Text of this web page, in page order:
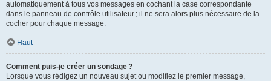
automatiquement à tous vos messages en cochant la case correspondante
dans le panneau de contrôle utilisateur ; il ne sera alors plus nécessaire de la
cocher pour chaque message.
Haut
Comment puis-je créer un sondage ?
Lorsque vous rédigez un nouveau sujet ou modifiez le premier message,